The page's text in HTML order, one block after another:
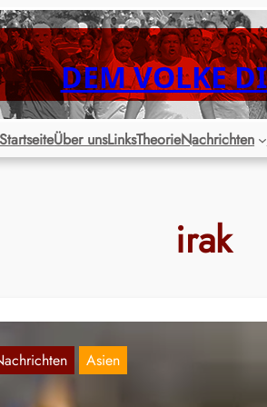
DEM VOLKE
StartseiteÜber unsLinksTheorieNachrichten
irak
Asien